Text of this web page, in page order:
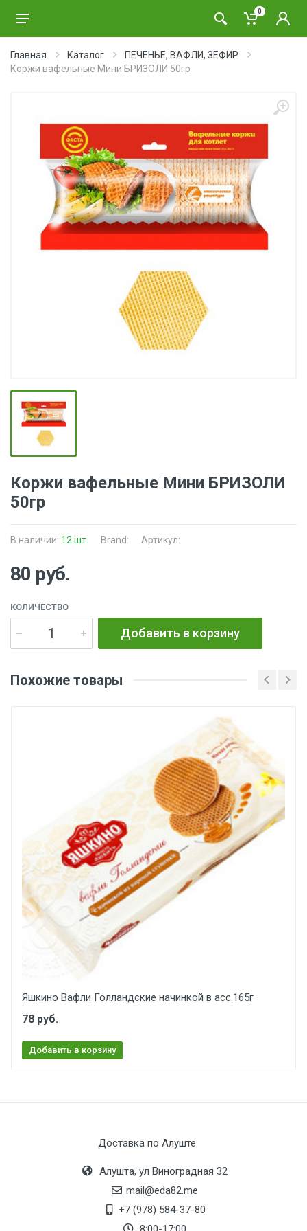
0
Главная Каталог
ПЕЧЕНЬЕ, ВАФЛИ, ЗЕФИР
Коржи вафельные Мини БРИЗОЛИ 50гр
Коржи вафельные Мини БРИЗОЛИ
50гр
В наличии: 12 шт. Brand: Артикул:
80 руб.
КОЛИЧЕСТВО
Добавить в корзину
Похожие товары
Яшкино Вафли Голландские начинкой в асс.165г
78 руб.
Добавить в корзину
Доставка по Алуште
Алушта, ул Виноградная 32
mail@eda82.me
+7 (978) 584-37-80